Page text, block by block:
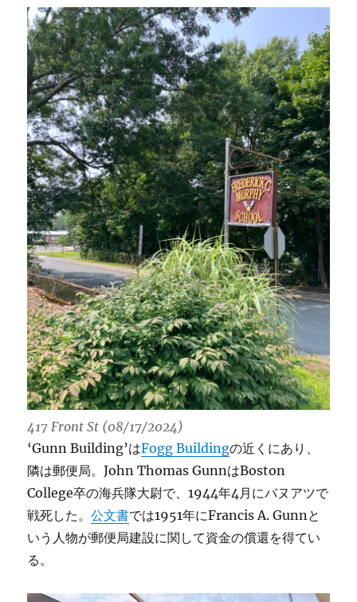
417 Front St (08/17/2024)
‘Gunn Building’はFogg Buildingの近くにあり、
隣は郵便局。John Thomas GunnはBoston
College卒の海兵隊大尉で、1944年4月にバヌアツで
戦死した。公文書では1951年にFrancis A. Gunnと
いう人物が郵便局建設に関して資金の償還を得てい
る。